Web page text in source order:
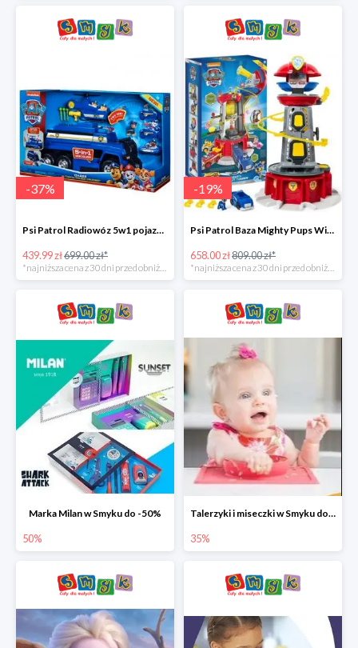
-37%
Psi Patrol Radiowóz 5w1 pojazd ratunkowy z figurką Chase'a -37%
439.99 zł699.00 zł*
-19%
Psi Patrol Baza Mighty Pups Wieża obserwacyjna+pojazd z figurką -19%
658.00 zł809.00 zł*
Marka Milan w Smyku do -50%
50%
Talerzyki i miseczki w Smyku do -35%
35%